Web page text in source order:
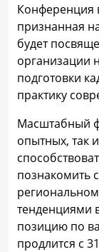
Конференция
признанная
будет
организации
подготовки
практику
Масштабный
опытных, так
познакомить
тенденциями
позицию по
продлится с